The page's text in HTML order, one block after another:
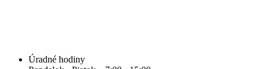
Úradné hodiny